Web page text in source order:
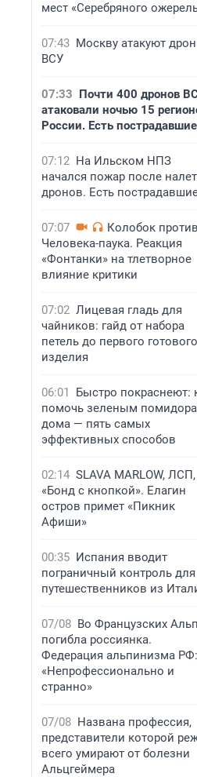
мест «Серебряного
07:43 Москву атакуют
ВСУ
07:33 Почти 400 дронов
атаковали ночью 15
России. Есть пострадавшие
07:12 На Ильском НПЗ
начался пожар после
дронов. Есть
07:07
Колобок против
Человека-паука. Реакция
«Фонтанки» на тлетворное
влияние критики
07:02 Лицевая гладь для
чайников: гайд от набора
петель до первого готового
изделия
06:01
Быстро покраснеют:
помочь зеленым
дома — пять самых
эффективных способов
02:14 SLAVA MARLOW, ЛСП,
«Бонд с кнопкой». Елагин
остров примет «Пикник
Афиши»
00:35 Испания вводит
пограничный контроль для
путешественников из
07/08 Во Французских
погибла россиянка.
Федерация альпинизма РФ:
«Непрофессионально и
странно»
07/08 Названа профессия,
представители которой
всего умирают от болезни
Альцгеймера